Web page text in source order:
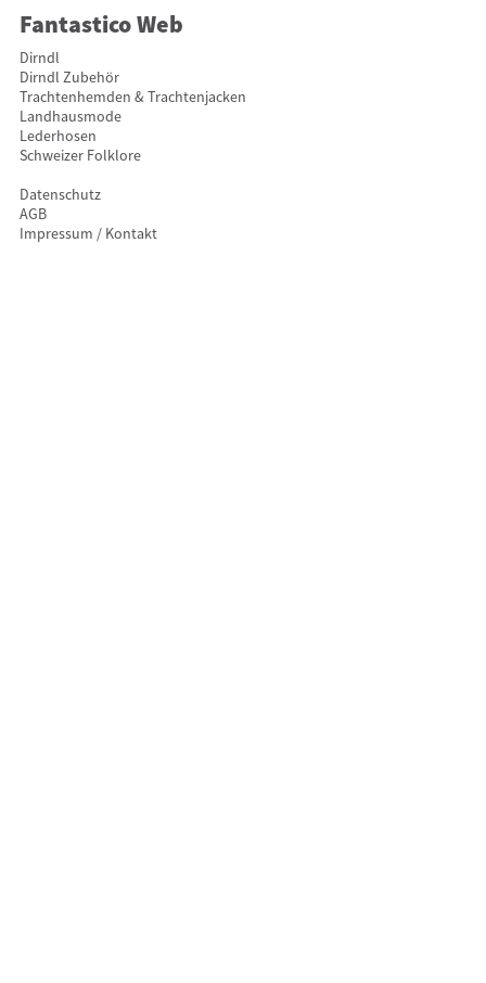
Fantastico Web
Dirndl
Dirndl Zubehör
Trachtenhemden & Trachtenjacken
Landhausmode
Lederhosen
Schweizer Folklore
Datenschutz
AGB
Impressum / Kontakt